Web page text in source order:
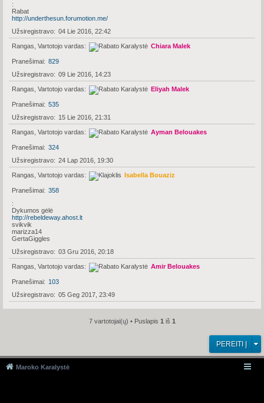
Rabat
http://underthesun.forumotion.me/
Užsiregistravo
04 Lie 2016, 22:42
Rangas, Vartotojo vardas Chiara Malek
Pranešimai
829
Užsiregistravo
09 Lie 2016, 14:23
Rangas, Vartotojo vardas Eliyah Malek
Pranešimai
535
Užsiregistravo
15 Lie 2016, 21:31
Rangas, Vartotojo vardas Ayman Belouakes
Pranešimai
324
Užsiregistravo
24 Lap 2016, 19:30
Rangas, Vartotojo vardas Isabella Bouaziz
Pranešimai 358
Dykumos gėlė
http://rebeldeway.ahost.lt
svikvik
marizza14
GertaGiggles
Užsiregistravo
03 Gru 2016, 20:18
Rangas, Vartotojo vardas Amir Belouakes
Pranešimai
103
Užsiregistravo
05 Geg 2017, 23:49
7 vartotojai(ų) • Puslapis 1 iš 1
PEREITI Į
Maroko Karalystė